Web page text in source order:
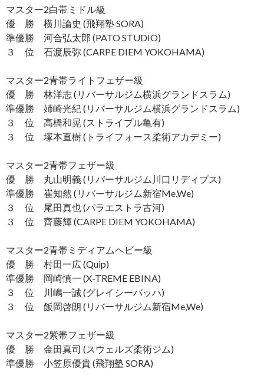
マスター2白帯ミドル級
優 勝 横川論史 (飛翔塾 SORA)
準優勝 河合弘太郎 (PATO STUDIO)
３ 位 石渡辰弥 (CARPE DIEM YOKOHAMA)
マスター2青帯ライトフェザー級
優 勝 林洋志 (リバーサルジム横浜グランドスラム)
準優勝 姉崎光紀 (リバーサルジム横浜グランドスラム)
３ 位 高橋和晃 (ストライプル亀有)
３ 位 塚本直樹 (トライフォース柔術アカデミー)
マスター2青帯フェザー級
優 勝 丸山明義 (リバーサルジム川口リディプス)
準優勝 崔知然 (リバーサルジム新宿Me,We)
３ 位 尾田真也 (パラエストラ古河)
３ 位 齊藤輝 (CARPE DIEM YOKOHAMA)
マスター2青帯ミディアムヘビー級
優 勝 村田一広 (Quip)
準優勝 岡崎慎一 (X-TREME EBINA)
３ 位 川嶋一誠 (グレイシーバッハ)
３ 位 飯岡啓朗 (リバーサルジム新宿Me,We)
マスター2紫帯フェザー級
優 勝 金田真司 (スウェルズ柔術ジム)
準優勝 小笠原優貴 (飛翔塾 SORA)